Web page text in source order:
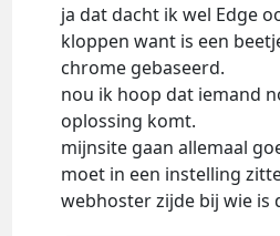
ja dat dacht ik wel Edge
kloppen want is een
chrome gebaseerd.
nou ik hoop dat iemand
oplossing komt.
mijnsite gaan allemaal
moet in een instelling
webhoster zijde bij wie is